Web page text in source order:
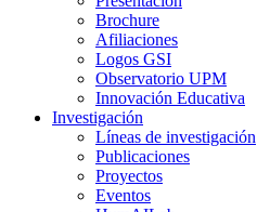
Brochure
Afiliaciones
Logos GSI
Observatorio UPM
Innovación Educativa
Investigación
Líneas de investigación
Publicaciones
Proyectos
Eventos